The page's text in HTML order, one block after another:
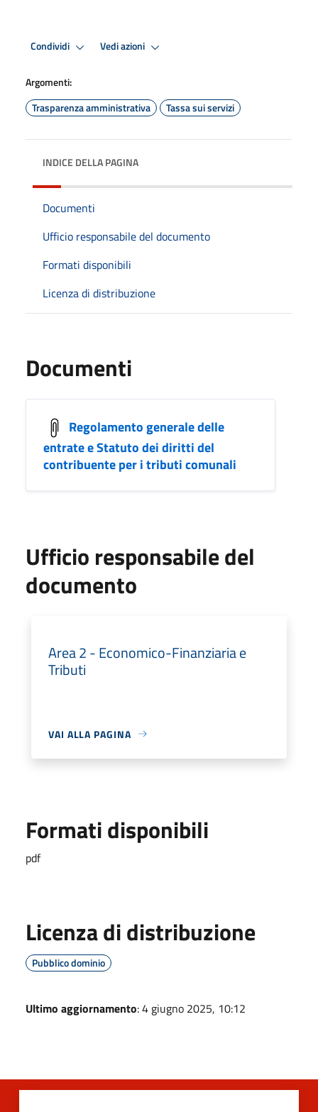
Condividi Vedi azioni
Argomenti:
Trasparenza amministrativa
Tassa sui servizi
INDICE DELLA PAGINA
Documenti
Ufficio responsabile del documento
Formati disponibili
Licenza di distribuzione
Documenti
Regolamento generale delle
entrate e Statuto dei diritti del
contribuente per i tributi comunali
Ufficio responsabile del
documento
Area 2 - Economico-Finanziaria e
Tributi
VAI ALLA PAGINA
Formati disponibili
pdf
Licenza di distribuzione
Pubblico dominio
Ultimo aggiornamento: 4 giugno 2025, 10:12